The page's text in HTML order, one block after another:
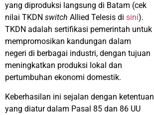
yang diproduksi langsung di Batam (cek
nilai TKDN switch Allied Telesis di sini).
TKDN adalah sertifikasi pemerintah untuk
mempromosikan kandungan dalam
negeri di berbagai industri, dengan tujuan
meningkatkan produksi lokal dan
pertumbuhan ekonomi domestik.
Keberhasilan ini sejalan dengan ketentuan
yang diatur dalam Pasal 85 dan 86 UU